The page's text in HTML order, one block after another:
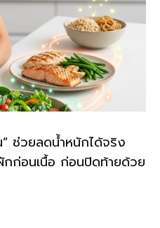
ช่วยลดน้ำหนักได้จริง
กก่อนเนื้อ ก่อนปิดท้ายด้วย